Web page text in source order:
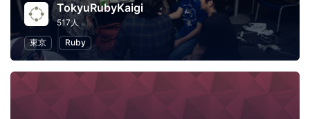
TokyuRubyKaigi
517人
東京
Ruby